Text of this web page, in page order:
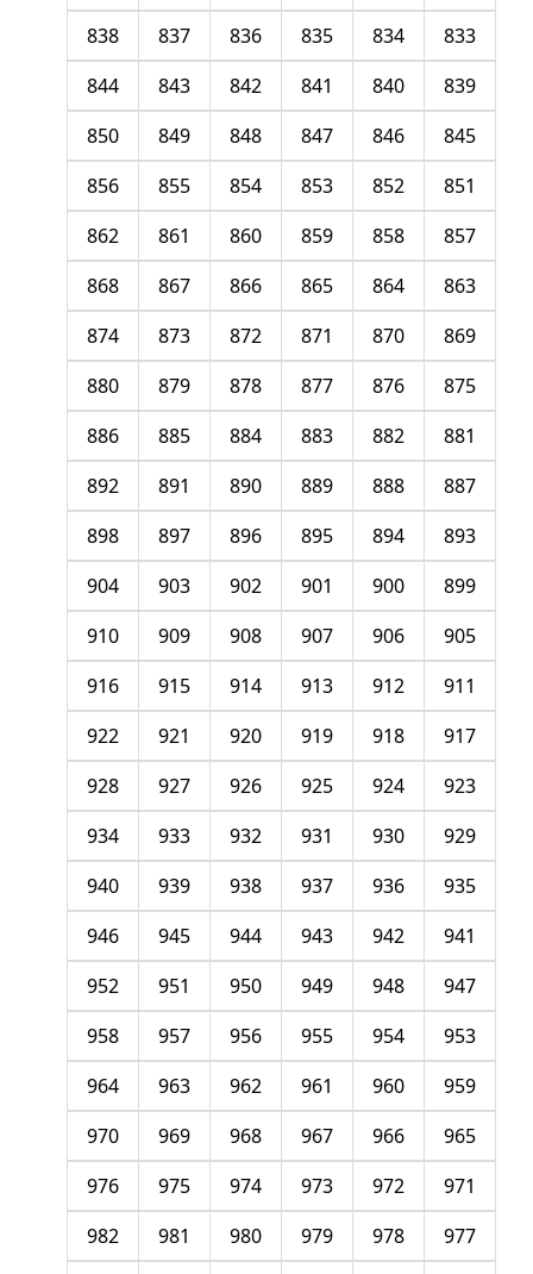
833
834
835
836
837
838
839
840
841
842
843
844
845
846
847
848
849
850
851
852
853
854
855
856
857
858
859
860
861
862
863
864
865
866
867
868
869
870
871
872
873
874
875
876
877
878
879
880
881
882
883
884
885
886
887
888
889
890
891
892
893
894
895
896
897
898
899
900
901
902
903
904
905
906
907
908
909
910
911
912
913
914
915
916
917
918
919
920
921
922
923
924
925
926
927
928
929
930
931
932
933
934
935
936
937
938
939
940
941
942
943
944
945
946
947
948
949
950
951
952
953
954
955
956
957
958
959
960
961
962
963
964
965
966
967
968
969
970
971
972
973
974
975
976
977
978
979
980
981
982